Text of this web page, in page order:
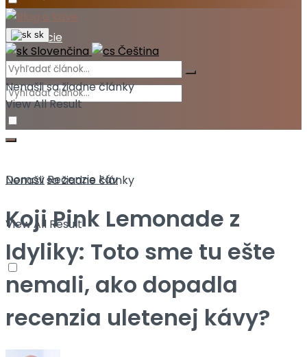
Akcie
Nenašli sa žiadne články
View All Result
sk
Slovenčina Čeština
Nenašli sa žiadne články
View All Result
DomovRecenzie káv
Koji Pink Lemonade z
Idyliky: Toto sme tu ešte
nemali, ako dopadla
recenzia uletenej kávy?